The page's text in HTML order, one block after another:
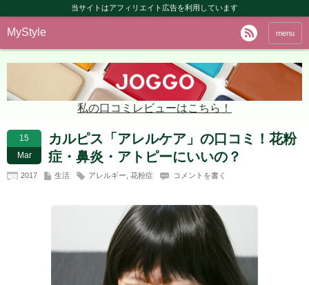
当サイトはアフィリエイト広告を利用しています
MyStyle menu
私の口コミレビューはこちら！
15
Mar
カルピス「アレルケア」の口コミ！花粉
症・鼻炎・アトピーにいいの？
2017 生活 アレルギー 花粉症 コメントを書く